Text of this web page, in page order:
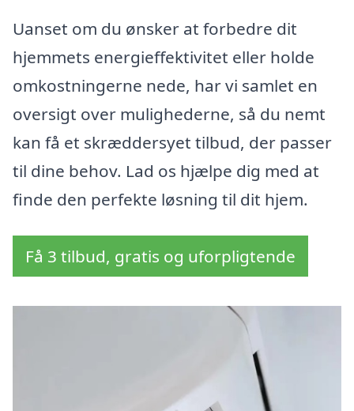
Uanset om du ønsker at forbedre dit
hjemmets energieffektivitet eller holde
omkostningerne nede, har vi samlet en
oversigt over mulighederne, så du nemt
kan få et skræddersyet tilbud, der passer
til dine behov. Lad os hjælpe dig med at
finde den perfekte løsning til dit hjem.
Få 3 tilbud, gratis og uforpligtende